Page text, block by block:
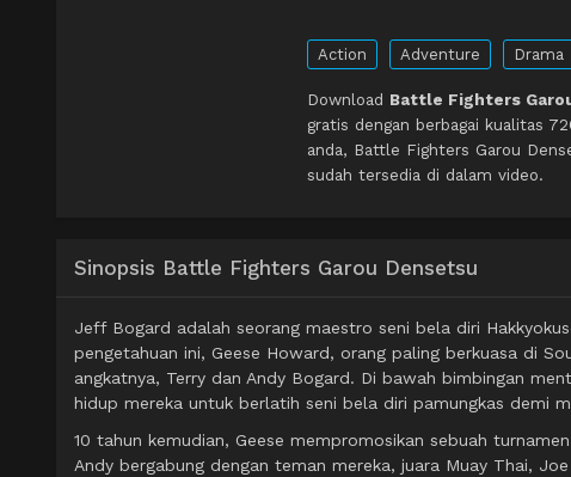
Action Adventure Drama
Download Battle Fighters
gratis dengan berbagai kualitas
anda, Battle Fighters Garou
sudah tersedia di dalam video.
Sinopsis Battle Fighters Garou Densetsu
Jeff Bogard adalah seorang maestro seni bela diri
pengetahuan ini, Geese Howard, orang paling berkuasa di
angkatnya, Terry dan Andy Bogard. Di bawah bimbingan
hidup mereka untuk berlatih seni bela diri pamungkas demi
10 tahun kemudian, Geese mempromosikan sebuah
Andy bergabung dengan teman mereka, juara Muay Thai,